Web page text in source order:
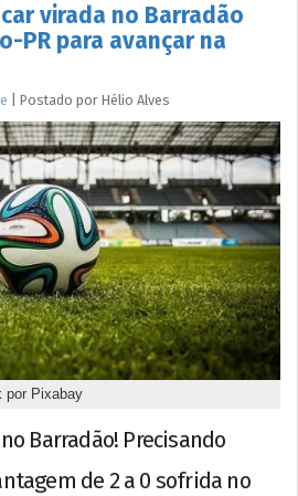
virada no Barradão
PR para avançar na
Postado por Hélio Alves
por Pixabay
Barradão! Precisando
de 2 a 0 sofrida no